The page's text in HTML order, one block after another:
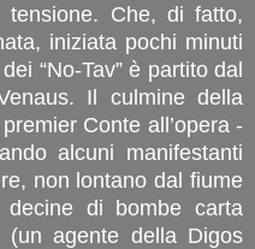
Che, di fatto,
iniziata pochi minuti
“No-Tav” è partito dal
Il culmine della
Conte all’opera -
alcuni manifestanti
non lontano dal fiume
di bombe carta
(un agente della Digos